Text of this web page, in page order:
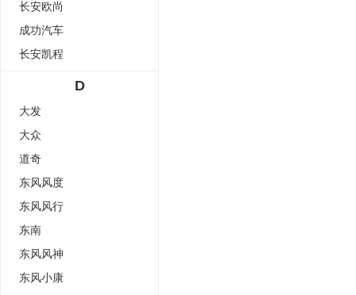
长安欧尚
成功汽车
长安凯程
D
大发
大众
道奇
东风风度
东风风行
东南
东风风神
东风小康